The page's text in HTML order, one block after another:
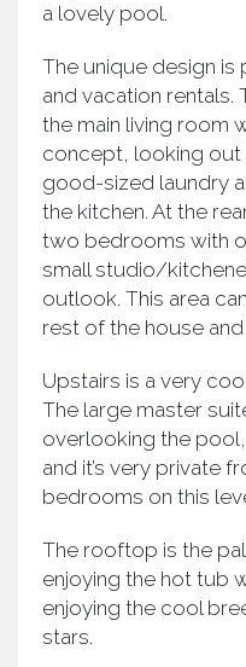
a lovely pool.
The unique design
and vacation
the main living room
concept, looking out
good-sized laundry
the kitchen. At the
two bedrooms with
small studio/
outlook. This area
rest of the house
Upstairs is a very
The large master
overlooking the
and it’s very private
bedrooms on this
The rooftop is the
enjoying the hot tub
enjoying the cool
stars.